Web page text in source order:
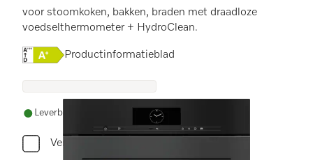
voor stoomkoken, bakken, braden met draadloze
voedselthermometer + HydroClean.
Online Label Flag, Energielabel
Productinformatieblad
Leverbaar uit voorraad met gratis levering
Vergelijken